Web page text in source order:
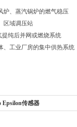
炉、蒸汽锅炉的燃气稳压
区域调压站
提纯后并网或燃烧系统
、工业厂房的集中供热系统
Epsilon传感器